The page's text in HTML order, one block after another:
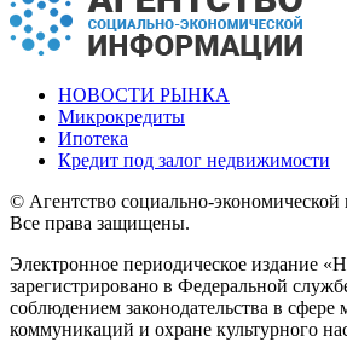
НОВОСТИ РЫНКА
Микрокредиты
Ипотека
Кредит под залог недвижимости
© Агентство социально-
Все права защищены.
Электронное периодическое издание
зарегистрировано в Федеральной
соблюдением законодательства в сфере
коммуникаций и охране культурного